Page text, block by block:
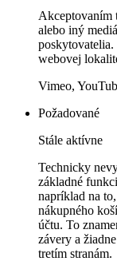
Akceptovaním
alebo iný
poskytovatelia.
webovej
Vimeo,
Požadované
Stále aktívne
Technicky
základné
napríklad na
nákupného
účtu. To
závery a
tretím stranám.